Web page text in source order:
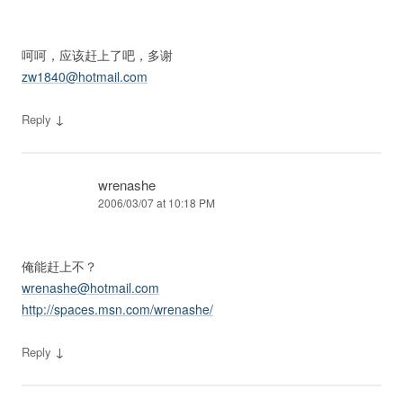
呵呵，应该赶上了吧，多谢
zw1840@hotmail.com
Reply ↓
wrenashe
2006/03/07 at 10:18 PM
俺能赶上不？
wrenashe@hotmail.com
http://spaces.msn.com/wrenashe/
Reply ↓